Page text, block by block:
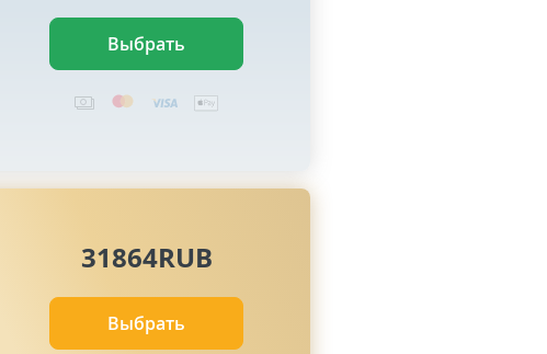
Выбрать
31864RUB
Выбрать